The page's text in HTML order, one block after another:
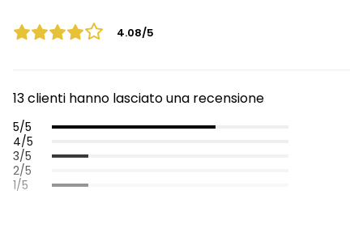
4.08/5
13 clienti hanno lasciato una recensione
5/5
4/5
3/5
2/5
1/5